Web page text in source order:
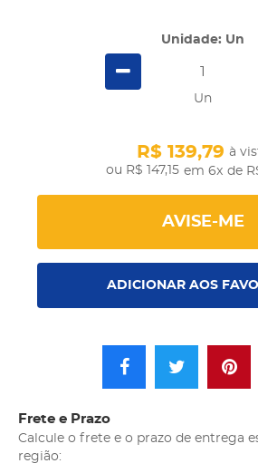
Unidade: Un
Un
R$ 147,15
R$ 139,79 à
em 6x de
AVISE-ME
ADICIONAR AOS
Frete e Prazo
Calcule o frete e o prazo de entrega
região: